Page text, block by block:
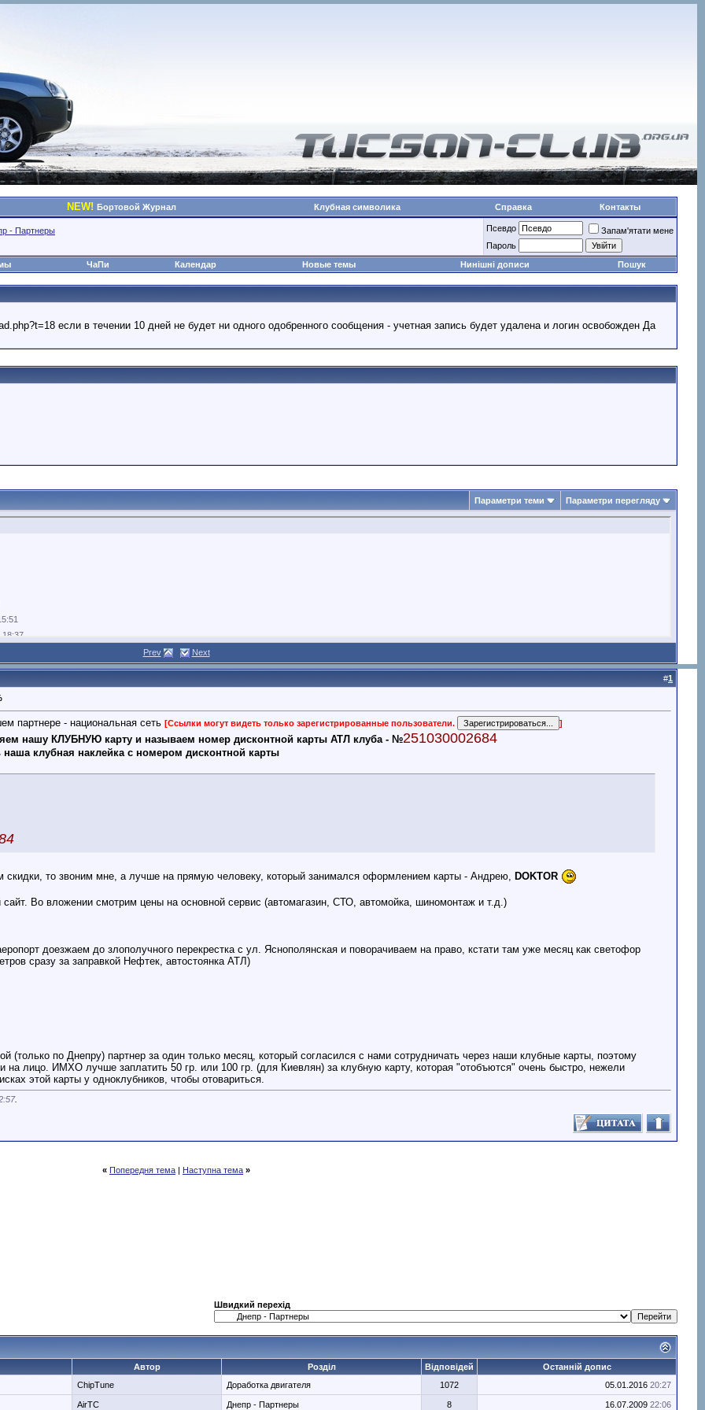
NEW! Бортовой Журнал Клубная символика Справка Контакты
- Партнеры Псевдо
Запам'ятати мене
Пароль
ЧаПи Календар Новые темы Нинішні дописи Пошук
если в течении 10 дней не будет ни одного одобренного сообщения - учетная запись будет удалена и логин освобожден Да
Параметри теми Параметри перегляду
18:37
Prev Next
#1
партнере - национальная сеть [Ссылки могут видеть только зарегистрированные пользователи. ]
нашу КЛУБНУЮ карту и называем номер дисконтной карты АТЛ клуба - №251030002684
наша клубная наклейка с номером дисконтной карты
скидки, то звоним мне, а лучше на прямую человеку, который занимался оформлением карты - Андрею, DOKTOR
сайт. Во вложении смотрим цены на основной сервис (автомагазин, СТО, автомойка, шиномонтаж и т.д.)
доезжаем до злополучного перекрестка с ул. Яснополянская и поворачиваем на право, кстати там уже месяц как светофор
сразу за заправкой Нефтек, автостоянка АТЛ)
(только по Днепру) партнер за один только месяц, который согласился с нами сотрудничать через наши клубные карты, поэтому
на лицо. ИМХО лучше заплатить 50 гр. или 100 гр. (для Киевлян) за клубную карту, которая "отобъются" очень быстро, нежели
этой карты у одноклубников, чтобы отовариться.
.
« Попередня тема | Наступна тема »
Швидкий перехід
Автор Розділ Відповідей
Останній допис
ChipTune Доработка двигателя 1072 05.01.2016 20:27
AirTC Днепр - Партнеры 8 16.07.2009 22:06